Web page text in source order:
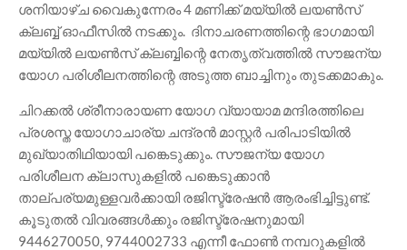
ശനിയാഴ്ച വൈകുന്നേരം 4 മണിക്ക് മയ്യിൽ ലയൺസ്
ക്ലബ്ബ് ഓഫീസിൽ നടക്കും. ​ദിനാചരണത്തിന്റെ ഭാഗമായി
മയ്യിൽ ലയൺസ് ക്ലബ്ബിന്റെ നേതൃത്വത്തിൽ സൗജന്യ
യോഗ പരിശീലനത്തിന്റെ അടുത്ത ബാച്ചിനും തുടക്കമാകും.
ചിറക്കൽ ശ്രീനാരായണ യോഗ വ്യായാമ മന്ദിരത്തിലെ
പ്രശസ്ത യോഗാചാര്യ ചന്ദ്രൻ മാസ്റ്റർ പരിപാടിയിൽ
മുഖ്യാതിഥിയായി പങ്കെടുക്കും. ​സൗജന്യ യോഗ
പരിശീലന ക്ലാസുകളിൽ പങ്കെടുക്കാൻ
താല്പര്യമുള്ളവർക്കായി രജിസ്ട്രേഷൻ ആരംഭിച്ചിട്ടുണ്ട്.
കൂടുതൽ വിവരങ്ങൾക്കും രജിസ്ട്രേഷനുമായി
9446270050, 9744002733 എന്നീ ഫോൺ നമ്പറുകളിൽ